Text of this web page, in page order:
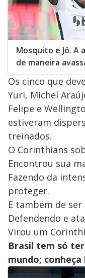
Mosquito e Jô. A
de maneira
Os cinco que
Yuri, Michel
Felipe e
estiveram
treinados.
O Corinthians
Encontrou sua
Fazendo da
proteger.
E também de ser
Defendendo e
Virou um
Brasil tem só
mundo; conheça